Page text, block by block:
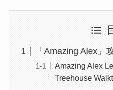
「Amazing Alex」
Amazing Alex
Treehouse